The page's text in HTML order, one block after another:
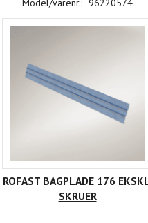
Model/varenr.: 96220574
ROFAST BAGPLADE 176
SKRUER